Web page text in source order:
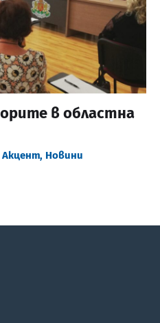
в областна
Акцент, Новини